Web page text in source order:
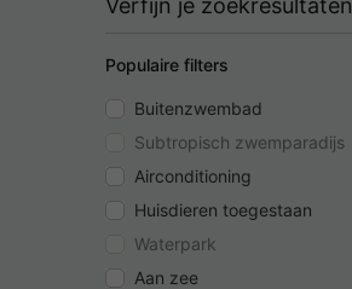
Populaire filters
Buitenzwembad
Subtropisch zwemparadijs
Airconditioning
Huisdieren toegestaan
Waterpark
Aan zee